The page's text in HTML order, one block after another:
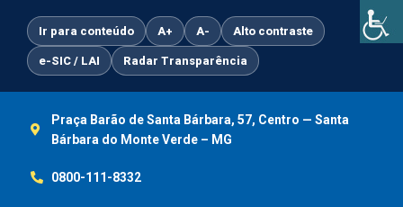
conteúdo
Ir para conteúdo A+ A- Alto contraste
e-SIC / LAI Radar Transparência
Praça Barão de Santa Bárbara, 57, Centro — Santa
Bárbara do Monte Verde – MG
0800-111-8332